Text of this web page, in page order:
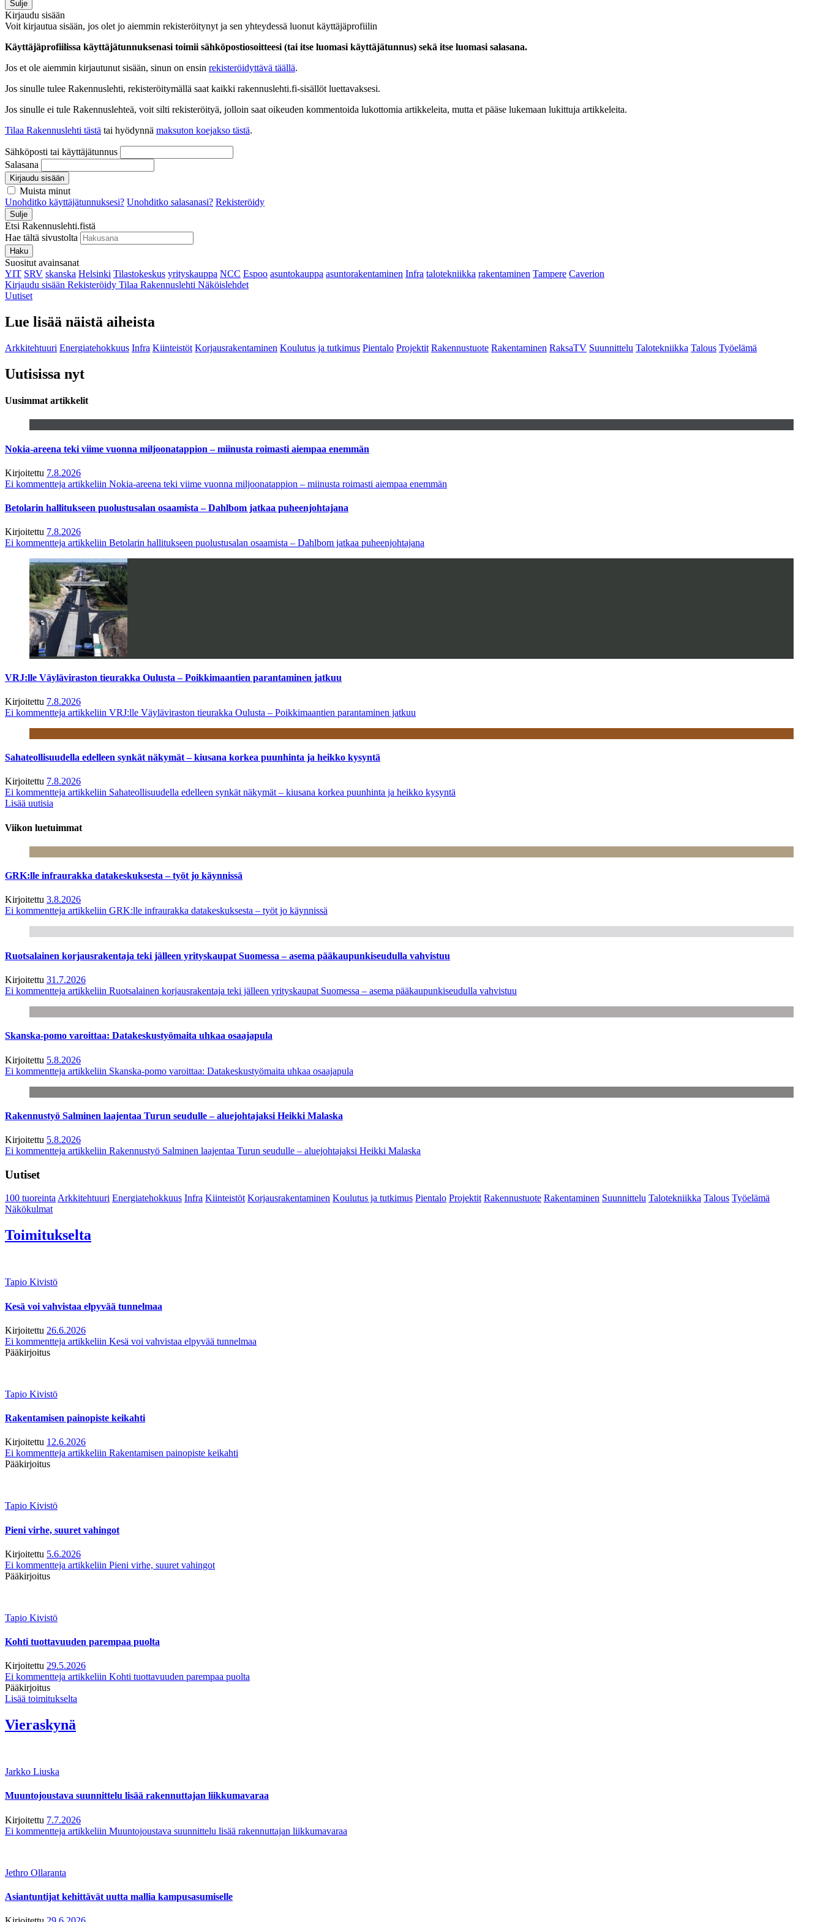
Sulje
Kirjaudu sisään
Voit kirjautua sisään, jos olet jo aiemmin rekisteröitynyt ja sen yhteydessä luonut käyttäjäprofiilin
Käyttäjäprofiilissa käyttäjätunnuksenasi toimii sähköpostiosoitteesi (tai itse luomasi käyttäjätunnus) sekä itse luomasi salasana.
Jos et ole aiemmin kirjautunut sisään, sinun on ensin rekisteröidyttävä täällä.
Jos sinulle tulee Rakennuslehti, rekisteröitymällä saat kaikki rakennuslehti.fi-sisällöt luettavaksesi.
Jos sinulle ei tule Rakennuslehteä, voit silti rekisteröityä, jolloin saat oikeuden kommentoida lukottomia artikkeleita, mutta et pääse lukemaan lukittuja artikkeleita.
Tilaa Rakennuslehti tästä tai hyödynnä maksuton koejakso tästä.
Sähköposti tai käyttäjätunnus
Salasana
Kirjaudu sisään
Muista minut
Unohditko käyttäjätunnuksesi? Unohditko salasanasi? Rekisteröidy
Sulje
Etsi Rakennuslehti.fistä
Hae tältä sivustolta
Haku
Suositut avainsanat
YIT SRV skanska Helsinki Tilastokeskus yrityskauppa NCC Espoo asuntokauppa asuntorakentaminen Infra talotekniikka rakentaminen Tampere Caverion
Kirjaudu sisään Rekisteröidy Tilaa Rakennuslehti Näköislehdet
Uutiset
Lue lisää näistä aiheista
Arkkitehtuuri Energiatehokkuus Infra Kiinteistöt Korjausrakentaminen Koulutus ja tutkimus Pientalo Projektit Rakennustuote Rakentaminen RaksaTV Suunnittelu Talotekniikka Talous Työelämä
Uutisissa nyt
Uusimmat artikkelit
Nokia-areena teki viime vuonna miljoonatappion – miinusta roimasti aiempaa enemmän
Kirjoitettu 7.8.2026
Ei kommentteja artikkeliin Nokia-areena teki viime vuonna miljoonatappion – miinusta roimasti aiempaa enemmän
Betolarin hallitukseen puolustusalan osaamista – Dahlbom jatkaa puheenjohtajana
Kirjoitettu 7.8.2026
Ei kommentteja artikkeliin Betolarin hallitukseen puolustusalan osaamista – Dahlbom jatkaa puheenjohtajana
VRJ:lle Väyläviraston tieurakka Oulusta – Poikkimaantien parantaminen jatkuu
Kirjoitettu 7.8.2026
Ei kommentteja artikkeliin VRJ:lle Väyläviraston tieurakka Oulusta – Poikkimaantien parantaminen jatkuu
Sahateollisuudella edelleen synkät näkymät – kiusana korkea puunhinta ja heikko kysyntä
Kirjoitettu 7.8.2026
Ei kommentteja artikkeliin Sahateollisuudella edelleen synkät näkymät – kiusana korkea puunhinta ja heikko kysyntä
Lisää uutisia
Viikon luetuimmat
GRK:lle infraurakka datakeskuksesta – työt jo käynnissä
Kirjoitettu 3.8.2026
Ei kommentteja artikkeliin GRK:lle infraurakka datakeskuksesta – työt jo käynnissä
Ruotsalainen korjausrakentaja teki jälleen yrityskaupat Suomessa – asema pääkaupunkiseudulla vahvistuu
Kirjoitettu 31.7.2026
Ei kommentteja artikkeliin Ruotsalainen korjausrakentaja teki jälleen yrityskaupat Suomessa – asema pääkaupunkiseudulla vahvistuu
Skanska-pomo varoittaa: Datakeskustyömaita uhkaa osaajapula
Kirjoitettu 5.8.2026
Ei kommentteja artikkeliin Skanska-pomo varoittaa: Datakeskustyömaita uhkaa osaajapula
Rakennustyö Salminen laajentaa Turun seudulle – aluejohtajaksi Heikki Malaska
Kirjoitettu 5.8.2026
Ei kommentteja artikkeliin Rakennustyö Salminen laajentaa Turun seudulle – aluejohtajaksi Heikki Malaska
Uutiset
100 tuoreintaArkkitehtuuri Energiatehokkuus Infra Kiinteistöt Korjausrakentaminen Koulutus ja tutkimus Pientalo Projektit Rakennustuote Rakentaminen Suunnittelu Talotekniikka Talous Työelämä
Näkökulmat
Toimitukselta
Tapio Kivistö
Kesä voi vahvistaa elpyvää tunnelmaa
Kirjoitettu 26.6.2026
Ei kommentteja artikkeliin Kesä voi vahvistaa elpyvää tunnelmaa
Pääkirjoitus
Tapio Kivistö
Rakentamisen painopiste keikahti
Kirjoitettu 12.6.2026
Ei kommentteja artikkeliin Rakentamisen painopiste keikahti
Pääkirjoitus
Tapio Kivistö
Pieni virhe, suuret vahingot
Kirjoitettu 5.6.2026
Ei kommentteja artikkeliin Pieni virhe, suuret vahingot
Pääkirjoitus
Tapio Kivistö
Kohti tuottavuuden parempaa puolta
Kirjoitettu 29.5.2026
Ei kommentteja artikkeliin Kohti tuottavuuden parempaa puolta
Pääkirjoitus
Lisää toimitukselta
Vieraskynä
Jarkko Liuska
Muuntojoustava suunnittelu lisää rakennuttajan liikkumavaraa
Kirjoitettu 7.7.2026
Ei kommentteja artikkeliin Muuntojoustava suunnittelu lisää rakennuttajan liikkumavaraa
Jethro Ollaranta
Asiantuntijat kehittävät uutta mallia kampusasumiselle